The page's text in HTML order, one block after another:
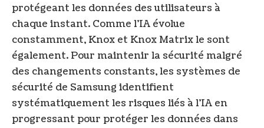
protégeant les données des utilisateurs à
chaque instant. Comme l’IA évolue
constamment, Knox et Knox Matrix le sont
également. Pour maintenir la sécurité malgré
des changements constants, les systèmes de
sécurité de Samsung identifient
systématiquement les risques liés à l’IA en
progressant pour protéger les données dans